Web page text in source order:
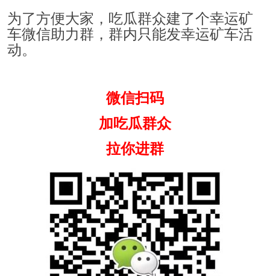
为了方便大家，吃瓜群众建了个幸运矿
车微信助力群，群内只能发幸运矿车活
动。
微信扫码
加吃瓜群众
拉你进群